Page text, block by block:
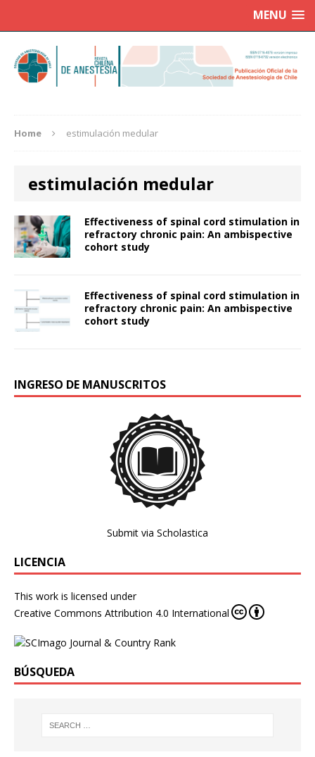
MENU
Home estimulación medular
estimulación medular
Effectiveness of spinal cord stimulation in
refractory chronic pain: An ambispective
cohort study
Effectiveness of spinal cord stimulation in
refractory chronic pain: An ambispective
cohort study
INGRESO DE MANUSCRITOS
Submit via Scholastica
LICENCIA
This work is licensed under
Creative Commons Attribution 4.0 International
BÚSQUEDA